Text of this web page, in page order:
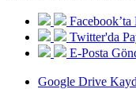
Facebook’ta
Twitter'da
E-Posta
Google Drive